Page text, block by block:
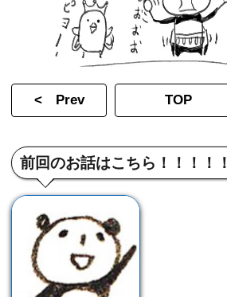
< Prev TOP
前回のお話はこちら！！！！！